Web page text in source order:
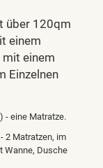
über 120qm
einem
mit einem
Einzelnen
- eine Matratze.
2 Matratzen, im
Wanne, Dusche